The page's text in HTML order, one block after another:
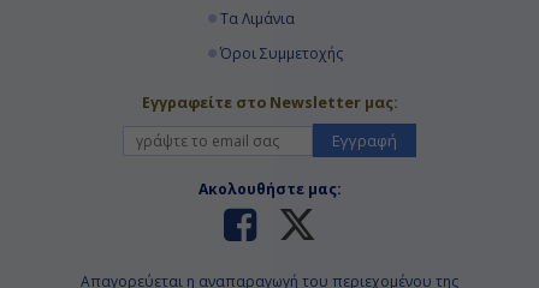
Τα Λιμάνια
Όροι Συμμετοχής
Εγγραφείτε στο Newsletter μας:
Εγγραφή
Ακολουθήστε μας:
Απαγορεύεται η αναπαραγωγή του περιεχομένου της